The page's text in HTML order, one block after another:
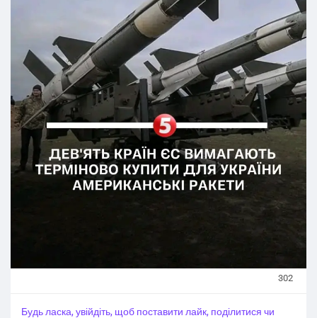
302
Будь ласка, увійдіть, щоб поставити лайк, поділитися чи